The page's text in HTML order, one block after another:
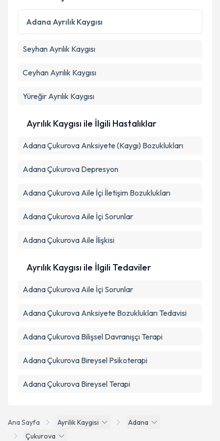
Kişisel verilerimin işlenmesine ilişkinAydınlatma
Metni
'ni okudum ve kişisel verilerimin belirtilen
kapsamda işlenmesini kabul ediyorum.
Ana Sayfa Ayrilik Kaygisi
Adana
Çukurova
Adana Ayrılık Kaygısı
Seyhan Ayrılık Kaygısı
Ceyhan Ayrılık Kaygısı
Yüreğir Ayrılık Kaygısı
Ayrılık Kaygısı ile İlgili Hastalıklar
Adana Çukurova Anksiyete (Kaygı) Bozuklukları
Adana Çukurova Depresyon
Adana Çukurova Aile İçi İletişim Bozuklukları
Adana Çukurova Aile İçi Sorunlar
Adana Çukurova Aile İlişkisi
Ayrılık Kaygısı ile İlgili Tedaviler
Adana Çukurova Aile İçi Sorunlar
Adana Çukurova Anksiyete Bozuklukları Tedavisi
Adana Çukurova Bilişsel Davranışçı Terapi
Adana Çukurova Bireysel Psikoterapi
Adana Çukurova Bireysel Terapi